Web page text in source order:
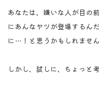
あなたは、嫌いな人が目の
にあんなヤツが登場するん
に…！と思うかもしれません
しかし、試しに、ちょっと